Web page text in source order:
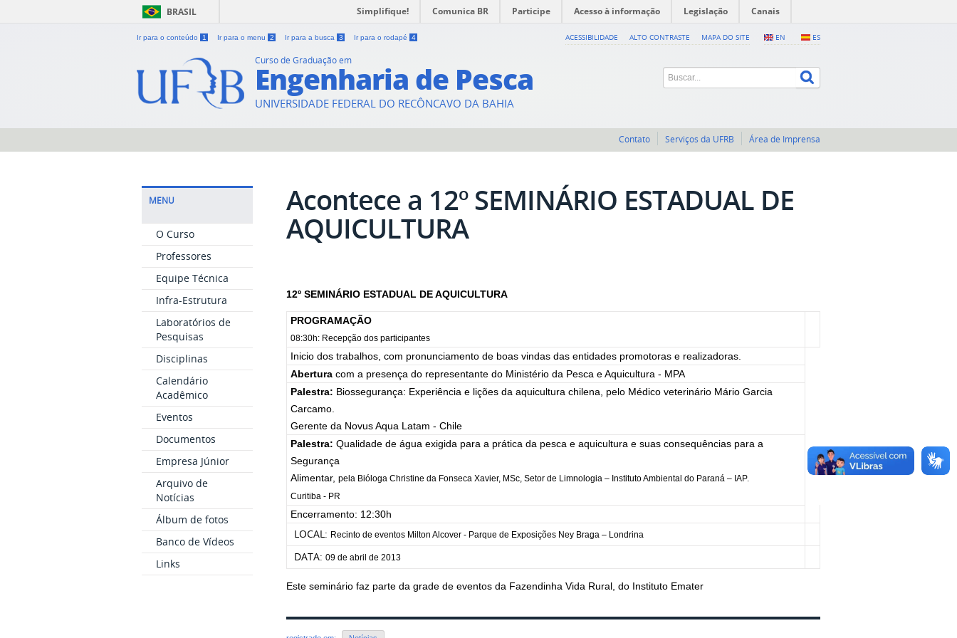
BRASIL Simplifique! Comunica BR Participe Acesso à informação Legislação Canais
Ir para o conteúdo 1 Ir para o menu 2 Ir para a busca 3 Ir para o rodapé 4 EN ES
ACESSIBILIDADE ALTO CONTRASTE MAPA DO SITE
Curso de Graduação em
Engenharia de Pesca
UNIVERSIDADE FEDERAL DO RECÔNCAVO DA BAHIA
Contato Serviços da UFRB Área de Imprensa
MENU
O Curso
Professores
Equipe Técnica
Infra-Estrutura
Laboratórios de
Pesquisas
Disciplinas
Calendário
Acadêmico
Eventos
Documentos
Empresa Júnior
Arquivo de
Notícias
Álbum de fotos
Banco de Vídeos
Links
Acontece a 12º SEMINÁRIO ESTADUAL DE
AQUICULTURA
12º SEMINÁRIO ESTADUAL DE AQUICULTURA
PROGRAMAÇÃO
08:30h: Recepção dos participantes
Inicio dos trabalhos, com pronunciamento de boas vindas das entidades promotoras e realizadoras.
Abertura com a presença do representante do Ministério da Pesca e Aquicultura - MPA
Palestra: Biossegurança: Experiência e lições da aquicultura chilena, pelo Médico veterinário Mário Garcia
Carcamo.
Gerente da Novus Aqua Latam - Chile
Palestra: Qualidade de água exigida para a prática da pesca e aquicultura e suas consequências para a
Segurança
Alimentar, pela Bióloga Christine da Fonseca Xavier, MSc, Setor de Limnologia – Instituto Ambiental do Paraná – IAP.
Curitiba - PR
Encerramento: 12:30h
LOCAL: Recinto de eventos Milton Alcover - Parque de Exposições Ney Braga – Londrina
DATA: 09 de abril de 2013
Este seminário faz parte da grade de eventos da Fazendinha Vida Rural, do Instituto Emater